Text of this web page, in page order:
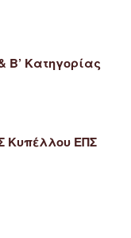
Β’ Κατηγορίας
Κυπέλλου ΕΠΣ